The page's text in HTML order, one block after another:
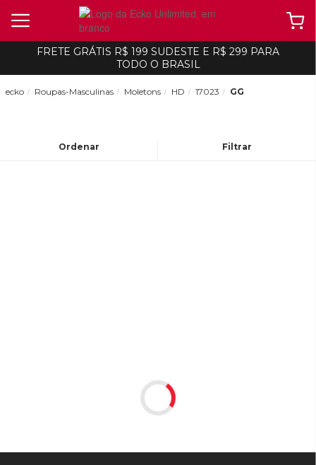
FRETE GRÁTIS R$ 199 SUDESTE E R$ 299 PARA
TODO O BRASIL
Ordenar Filtrar
ecko Roupas-Masculinas Moletons HD 17023 GG